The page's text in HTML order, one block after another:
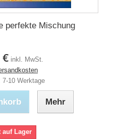
perfekte Mischung
€ inkl. MwSt.
7-10 Werktage
Mehr
auf Lager